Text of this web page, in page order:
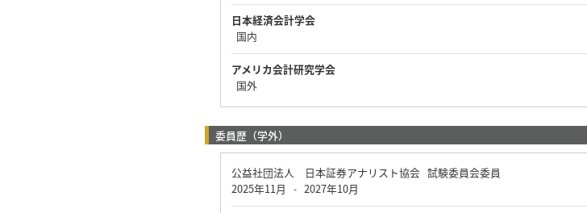
日本経済会計学会
国内
アメリカ会計研究学会
国外
委員歴（学外）
公益社団法人 日本証券アナリスト協会 試験委員会委員
2025年11月
- 2027年10月